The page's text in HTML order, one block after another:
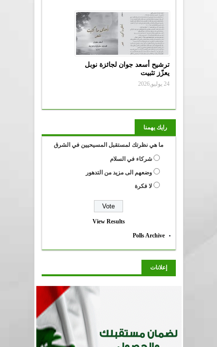
ترشيح أسعد جوان لجائزة نوبل
يعزّز تثبيت
24 يوليو,2026
رايك يهمنا
ما هي نظرتك لمستقبل المسيحيين في الشرق
شركاء في السلام
وضعهم الى مزيد من التدهور
لا فكرة
View Results
Polls Archive
إعلانات